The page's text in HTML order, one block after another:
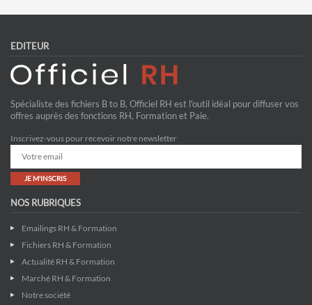
EDITEUR
Spécialiste des fichiers B to B, Officiel RH est l'outil idéal pour diffuser vos
offres auprès des fonctions RH, Formation et Paie.
Inscrivez-vous pour recevoir notre newsletter
JE M'INSCRIS
NOS RUBRIQUES
Emailings RH & Formation
Fichiers RH & Formation
Actualité RH & Formation
Marché RH & Formation
Notre société